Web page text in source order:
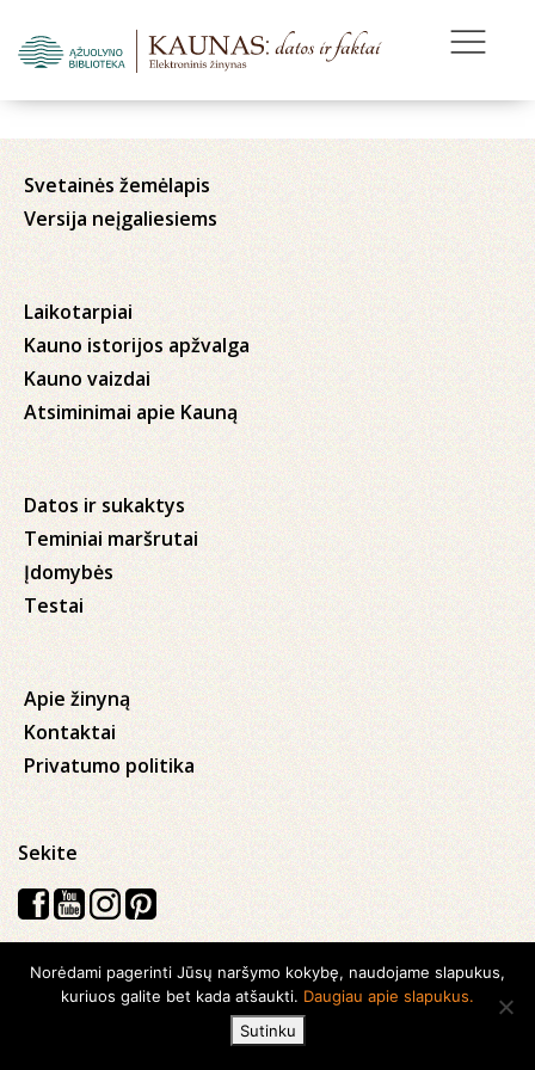
Svetainės žemėlapis
Versija neįgaliesiems
Laikotarpiai
Kauno istorijos apžvalga
Kauno vaizdai
Atsiminimai apie Kauną
Datos ir sukaktys
Teminiai maršrutai
Įdomybės
Testai
Apie žinyną
Kontaktai
Privatumo politika
Sekite
Visos teisės saugomos © 2026 Kauno apskrities viešoji Ąžuolyno
biblioteka
Norėdami pagerinti Jūsų naršymo kokybę, naudojame slapukus,
kuriuos galite bet kada atšaukti. Daugiau apie slapukus.
Sutinku